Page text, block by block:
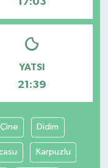
YATSI
21:39
Çine Didim
Karpuzlu